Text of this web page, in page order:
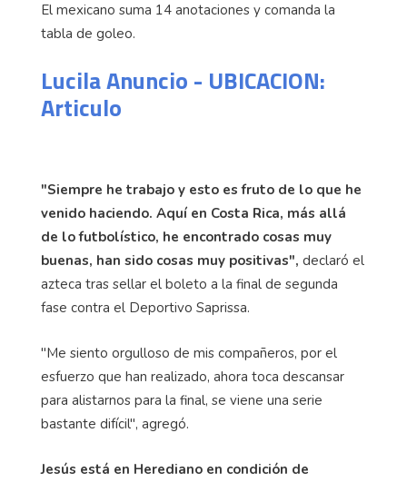
El mexicano suma 14 anotaciones y comanda la
tabla de goleo.
Lucila Anuncio - UBICACION:
Articulo
"Siempre he trabajo y esto es fruto de lo que he
venido haciendo. Aquí en Costa Rica, más allá
de lo futbolístico, he encontrado cosas muy
buenas, han sido cosas muy positivas", declaró el
azteca tras sellar el boleto a la final de segunda
fase contra el Deportivo Saprissa.
"Me siento orgulloso de mis compañeros, por el
esfuerzo que han realizado, ahora toca descansar
para alistarnos para la final, se viene una serie
bastante difícil", agregó.
Jesús está en Herediano en condición de